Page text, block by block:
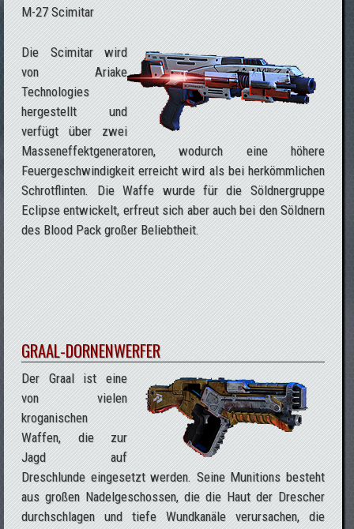
M-27 Scimitar
Die Scimitar wird
von Ariake
Technologies
hergestellt und
verfügt über zwei
Masseneffektgeneratoren, wodurch eine höhere
Feuergeschwindigkeit erreicht wird als bei herkömmlichen
Schrotflinten. Die Waffe wurde für die Söldnergruppe
Eclipse entwickelt, erfreut sich aber auch bei den Söldnern
des Blood Pack großer Beliebtheit.
GRAAL-DORNENWERFER
Der Graal ist eine
von vielen
kroganischen
Waffen, die zur
Jagd auf
Dreschlunde eingesetzt werden. Seine Munitions besteht
aus großen Nadelgeschossen, die die Haut der Drescher
durchschlagen und tiefe Wundkanäle verursachen, die